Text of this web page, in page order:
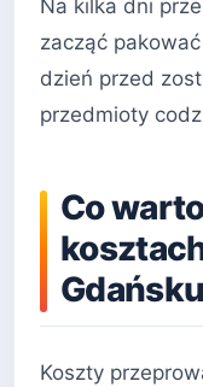
Na kilka dni
zacząć
dzień przed
przedmioty
Co
Gdańsku
Koszty